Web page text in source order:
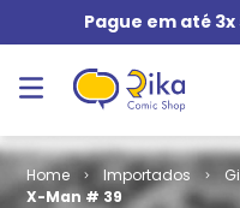
Pague em até 3x
Importados
X-Man # 39